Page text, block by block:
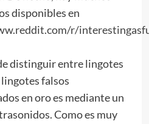
disponibles en
r/
distinguir entre lingotes
falsos
en oro es mediante un
Como es muy